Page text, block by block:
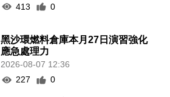
413
0
黑沙環燃料倉庫本月27日演習強化
應急處理力
2026-08-07 12:36
227
0